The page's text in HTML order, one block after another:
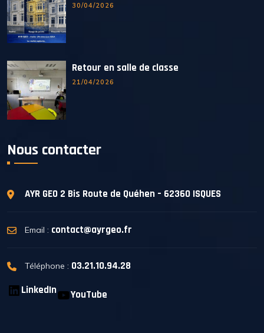
30/04/2026
Retour en salle de classe
21/04/2026
Nous contacter
AYR GEO 2 Bis Route de Quéhen – 62360 ISQUES
Email : contact@ayrgeo.fr
Téléphone : 03.21.10.94.28
LinkedIn
YouTube